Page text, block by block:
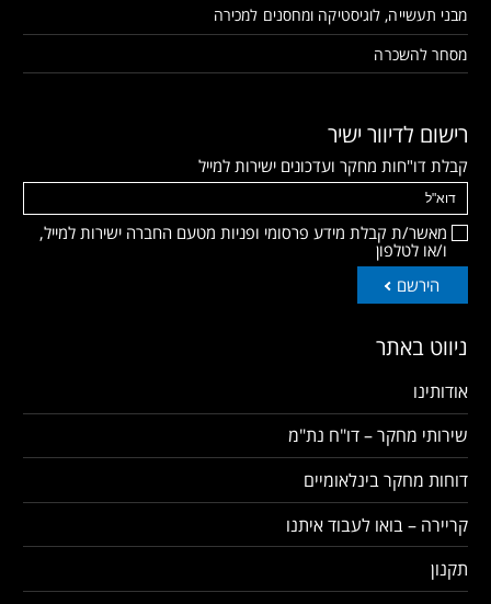
מבני תעשייה, לוגיסטיקה ומחסנים למכירה
מסחר להשכרה
רישום לדיוור ישיר
קבלת דו"חות מחקר ועדכונים ישירות למייל
מאשר/ת קבלת מידע פרסומי ופניות מטעם החברה ישירות למייל,
ו/או לטלפון
הירשם
ניווט באתר
אודותינו
שירותי מחקר – דו"ח נת"מ
דוחות מחקר בינלאומיים
קריירה – בואו לעבוד איתנו
תקנון